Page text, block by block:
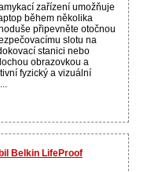
zařízení umožňuje
během několika
připevněte otočnou
slotu na
stanici nebo
obrazovkou a
fyzický a vizuální
Belkin LifeProof